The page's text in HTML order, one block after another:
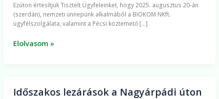
Ezúton értesítjük Tisztelt Ügyfeleinket, hogy 2025. augusztus 20-án
(szerdán), nemzeti ünnepünk alkalmából a BIOKOM NKft.
ügyfélszolgálata, valamint a Pécsi köztemető […]
augusztus
20-
Elolvasom »
Időszakos lezárások a Nagyárpádi úton
Időszakos